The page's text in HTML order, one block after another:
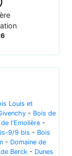
Louis et
- Bois de
l'Emolière -
9/9 bis - Bois
- Domaine de
Berck - Dunes